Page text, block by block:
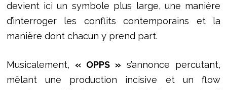
devient ici un symbole plus large, une manière
d’interroger les conflits contemporains et la
manière dont chacun y prend part.
Musicalement, « OPPS » s’annonce percutant,
mêlant une production incisive et un flow